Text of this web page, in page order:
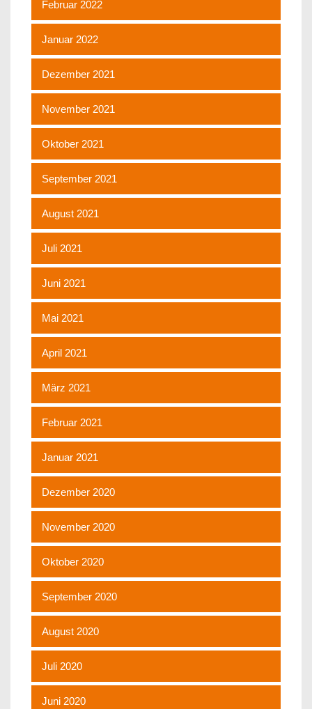
Februar 2022
Januar 2022
Dezember 2021
November 2021
Oktober 2021
September 2021
August 2021
Juli 2021
Juni 2021
Mai 2021
April 2021
März 2021
Februar 2021
Januar 2021
Dezember 2020
November 2020
Oktober 2020
September 2020
August 2020
Juli 2020
Juni 2020